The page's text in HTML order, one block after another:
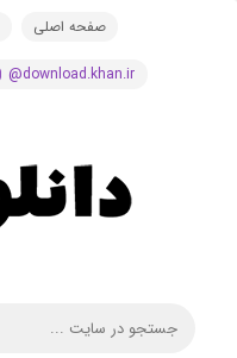
صفحه اصلی
@download.khan.ir